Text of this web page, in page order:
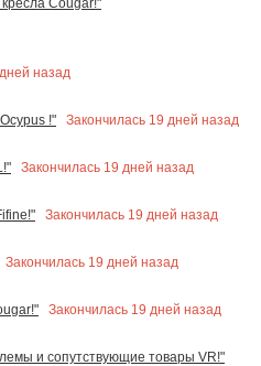
дней назад
!"
Закончилась 19 дней назад
Закончилась 19 дней назад
Закончилась 19 дней назад
Закончилась 19 дней назад
Закончилась 19 дней назад
и сопутствующие товары VR!"